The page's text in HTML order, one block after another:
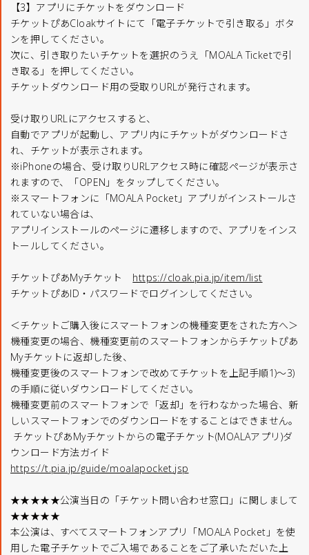
【3】アプリにチケットをダウンロード
チケットぴあCloakサイトにて「電子チケットで引き取る」ボタ
ンを押してください。
次に、引き取りたいチケットを選択のうえ「MOALA Ticketで引
き取る」を押してください。
チケットダウンロード用の受取りURLが発行されます。
受け取りURLにアクセスすると、
自動でアプリが起動し、アプリ内にチケットがダウンロードさ
れ、チケットが表示されます。
※iPhoneの場合、受け取りURLアクセス時に確認ページが表示さ
れますので、「OPEN」をタップしてください。
※スマートフォンに「MOALA Pocket」アプリがインストールさ
れていない場合は、
アプリインストールのページに遷移しますので、アプリをインス
トールしてください。
チケットぴあMyチケット https://cloak.pia.jp/item/list
チケットぴあID・パスワードでログインしてください。
＜チケットご購入後にスマートフォンの機種変更をされた方へ＞
機種変更の場合、機種変更前のスマートフォンからチケットぴあ
Myチケットに返却した後、
機種変更後のスマートフォンで改めてチケットを上記手順1)～3)
の手順に従いダウンロードしてください。
機種変更前のスマートフォンで「返却」を行わなかった場合、新
しいスマートフォンでのダウンロードをすることはできません。
チケットぴあMyチケットからの電子チケット(MOALAアプリ)ダ
ウンロード方法ガイド
https://t.pia.jp/guide/moalapocket.jsp
★★★★★公演当日の「チケット問い合わせ窓口」に関しまして
★★★★★
本公演は、すべてスマートフォンアプリ「MOALA Pocket」を使
用した電子チケットでご入場であることをご了承いただいた上